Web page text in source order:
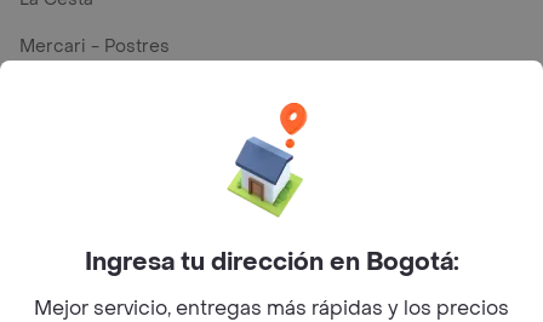
Mercari - Postres
Empanaditas de Pipian - Empanadas
Luisa Postres
Ingresa tu dirección en Bogotá:
Mejor servicio, entregas más rápidas y los precios